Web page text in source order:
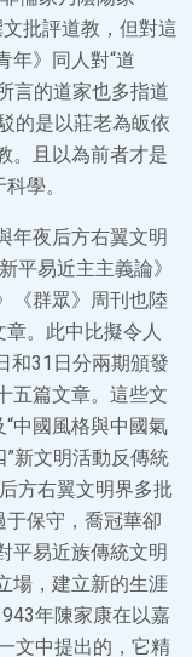
批評道教，但對這
年》同人對“道
言的道家也多指道
的是以莊老為皈依
。且以為前者才是
學。
年夜后方右翼文明
平易近主主義論》
《群眾》周刊也陸
章。此中比擬令人
和31日分兩期頒發
五篇文章。這些文
中國風格與中國氣
”新文明活動反傳統
方右翼文明界多批
于保守，喬冠華卻
平易近族傳統文明
場，建立新的生涯
年陳家康在以嘉
文中提出的，它精